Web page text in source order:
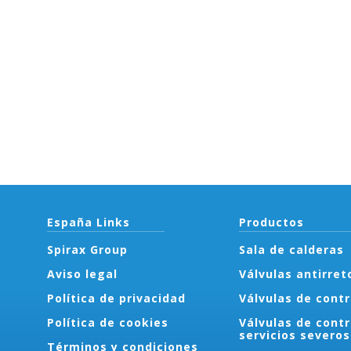
España Links
Spirax Group
Aviso legal
Política de privacidad
Política de cookies
Términos y condiciones
Productos
Sala de calderas
Válvulas
Válvulas de
Válvulas de
servicios severos